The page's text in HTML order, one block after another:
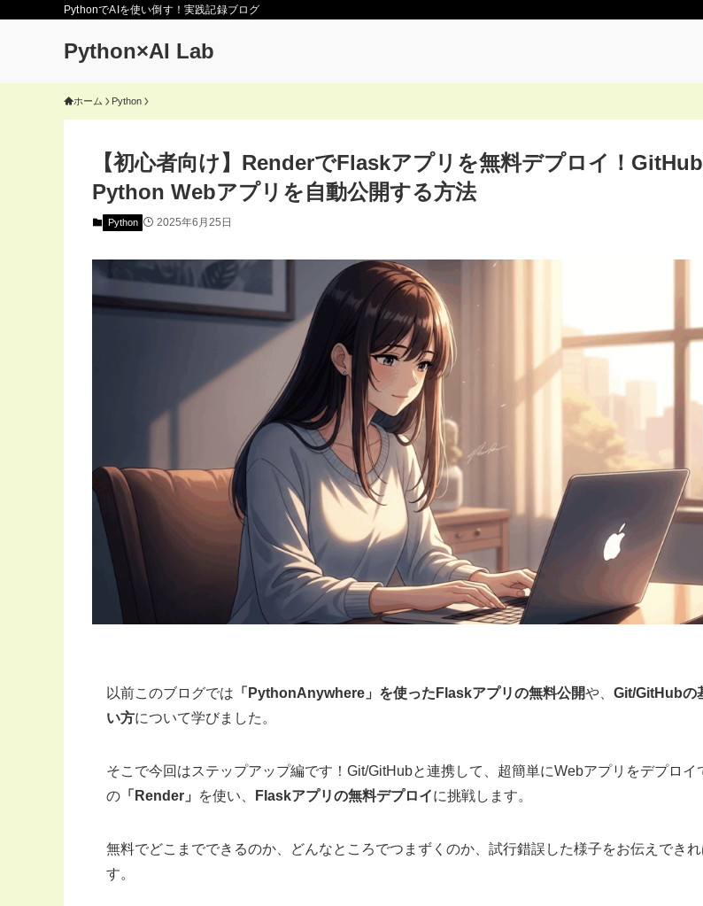
PythonでAIを使い倒す！実践記録ブログ
Python×AI Lab
ホーム Python
【初心者向け】RenderでFlaskアプリを無料デプロイ！
Python Webアプリを自動公開する方法
Python 2025年6月25日
以前このブログでは 「PythonAnywhere」を使ったFlaskアプリの無料公開や、 Git/GitHubの
い方について学びました。
そこで今回はステップアップ編です！Git/GitHubと連携して、超簡単にWebアプリをデプロイ
の 「Render」 を使い、 Flaskアプリの無料デプロイに挑戦します。
無料でどこまでできるのか、どんなところでつまずくのか、試行錯誤した様子をお伝えできれ
す。